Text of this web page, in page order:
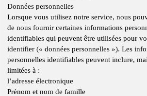
Données personnelles
Lorsque vous utilisez notre service, nous
de nous fournir certaines informations
identifiables qui peuvent être utilisées pour
identifier (« données personnelles »). Les
personnelles identifiables peuvent inclure,
limitées à :
l’adresse électronique
Prénom et nom de famille